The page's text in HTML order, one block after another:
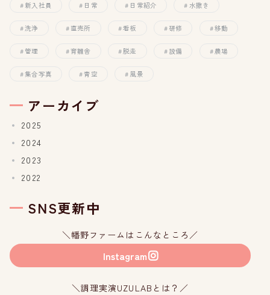
新入社員 日常 日常紹介 水撒き
洗浄 直売所 看板 研修 移動
管理 育雛舎 脱走 設備 農場
集合写真 青空 風景
アーカイブ
2025
2024
2023
2022
SNS更新中
＼幡野ファームはこんなところ／
Instagram
＼調理実演UZULABとは？／